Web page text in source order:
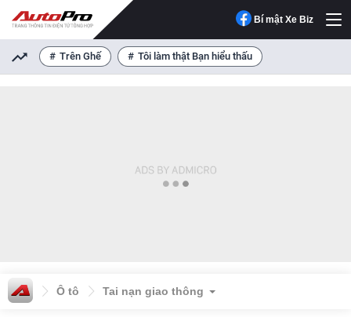
Bí mật Xe Biz
Trên Ghế Tôi làm thật Bạn hiểu thấu
Ô tô Tai nạn giao thông